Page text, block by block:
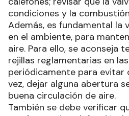
condiciones y la
Además, es fundamental la
en el ambiente, para
aire. Para ello, se aconseja
rejillas reglamentarias en
periódicamente para evitar
vez, dejar alguna abertura
buena circulación de aire.
También se debe verificar